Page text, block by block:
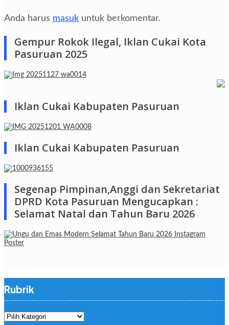
Anda harus masuk untuk berkomentar.
Gempur Rokok Ilegal, Iklan Cukai Kota
Pasuruan 2025
Iklan Cukai Kabupaten Pasuruan
Iklan Cukai Kabupaten Pasuruan
Segenap Pimpinan,Anggi dan Sekretariat
DPRD Kota Pasuruan Mengucapkan :
Selamat Natal dan Tahun Baru 2026
Rubrik
Rubrik